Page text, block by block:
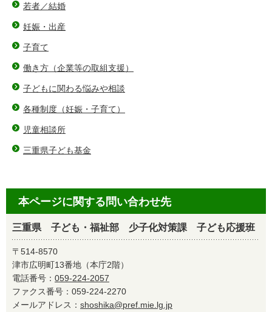
若者／結婚
妊娠・出産
子育て
働き方（企業等の取組支援）
子どもに関わる悩みや相談
各種制度（妊娠・子育て）
児童相談所
三重県子ども基金
本ページに関する問い合わせ先
三重県 子ども・福祉部 少子化対策課 子ども応援班
〒514-8570
津市広明町13番地（本庁2階）
電話番号： 059-224-2057
ファクス番号：059-224-2270
メールアドレス： shoshika@pref.mie.lg.jp